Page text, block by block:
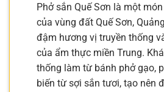
Phở sắn Quế Sơn là một
của vùng đất Quế Sơn,
đậm hương vị truyền thống
của ẩm thực miền Trung.
thống làm từ bánh phở gạo,
biến từ sợi sắn tươi, tạo nên